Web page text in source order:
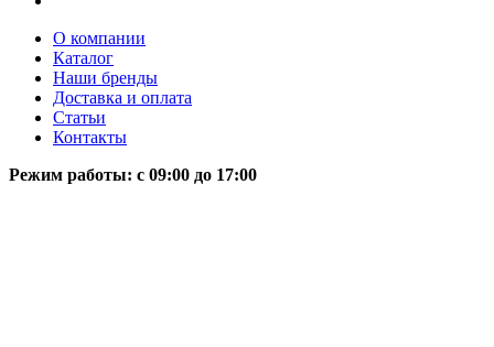
О компании
Каталог
Наши бренды
Доставка и оплата
Статьи
Контакты
Режим работы: c 09:00 до 17:00